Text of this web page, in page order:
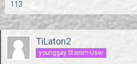
113
TiLaton2
younggay Stamm-User